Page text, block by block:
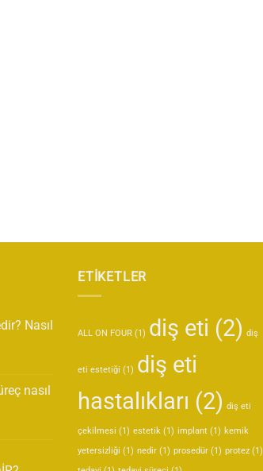
Nasıl
nasıl
ETİKETLER
ALL ON FOUR (1) diş eti (2) diş
eti estetiği (1) diş eti
hastalıkları (2) diş eti
çekilmesi (1) estetik (1) implant (1) kemik
yetersizliği (1) nedir (1) prosedür (1) protez (1)